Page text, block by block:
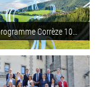
Le programme Corrèze 100% fibre